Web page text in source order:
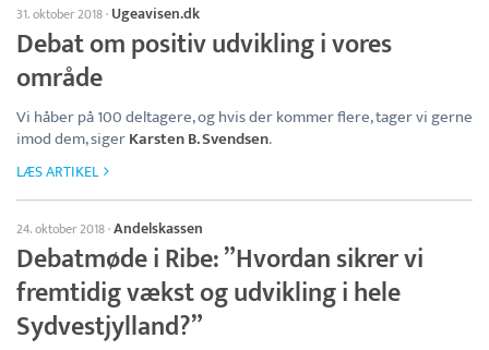
31. oktober 2018· Ugeavisen.dk
Debat om positiv udvikling i vores
område
Vi håber på 100 deltagere, og hvis der kommer flere, tager vi gerne
imod dem, sigerKarsten B. Svendsen.
LÆS ARTIKEL
24. oktober 2018·Andelskassen
Debatmøde i Ribe: ”Hvordan sikrer vi
fremtidig vækst og udvikling i hele
Sydvestjylland?”